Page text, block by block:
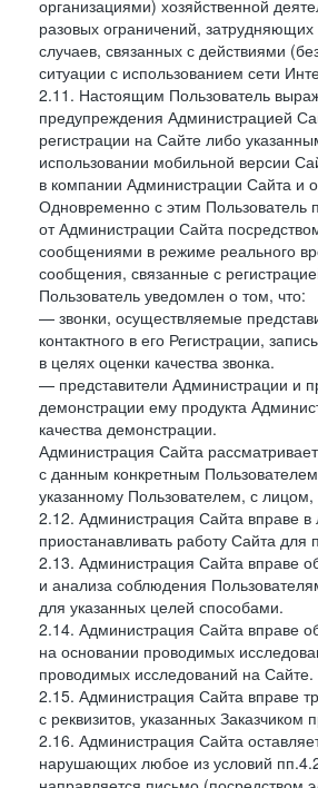
организациями) хозяйственной
разовых ограничений,
случаев, связанных с действиями
ситуации с использованием сети
2.11. Настоящим Пользователь
предупреждения Администрацией
регистрации на Сайте либо
использовании мобильной версии
в компании Администрации Сайта и
Одновременно с этим Пользователь
от Администрации Сайта
сообщениями в режиме реального
сообщения, связанные с
Пользователь уведомлен о том, что:
— звонки, осуществляемые
контактного в его Регистрации,
в целях оценки качества звонка.
— представители Администрации и
демонстрации ему продукта
качества демонстрации.
Администрация Сайта
с данным конкретным
указанному Пользователем, с
2.12. Администрация Сайта вправе в
приостанавливать работу Сайта
2.13. Администрация Сайта вправе
и анализа соблюдения
для указанных целей способами.
2.14. Администрация Сайта вправе
на основании проводимых
проводимых исследований на Сайте.
2.15. Администрация Сайта вправе
с реквизитов, указанных Заказчиком
2.16. Администрация Сайта
нарушающих любое из условий